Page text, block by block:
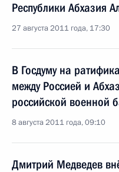
Республики Абхазия
27 августа 2011 года, 17:30
В Госдуму на
между Россией и
российской военной
8 августа 2011 года, 09:10
Дмитрий Медведев